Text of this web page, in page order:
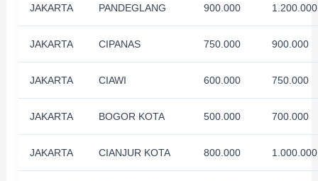
JAKARTA PANDEGLANG 900.000 1.200.000
JAKARTA CIPANAS 750.000 900.000
JAKARTA CIAWI 600.000 750.000
JAKARTA BOGOR KOTA 500.000 700.000
JAKARTA CIANJUR KOTA 800.000 1.000.000